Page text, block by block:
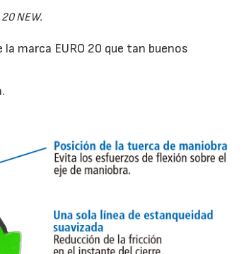
NEW.
marca EURO 20 que tan buenos